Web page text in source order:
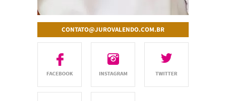
CONTATO@JUROVALENDO.COM.BR